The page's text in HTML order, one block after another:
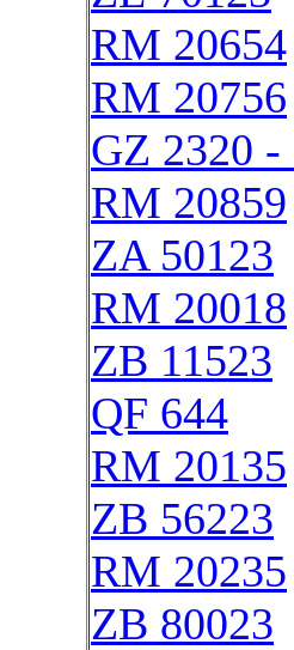
RM 20654
RM 20756
GZ 2320 -
RM 20859
ZA 50123
RM 20018
ZB 11523
QF 644
RM 20135
ZB 56223
RM 20235
ZB 80023